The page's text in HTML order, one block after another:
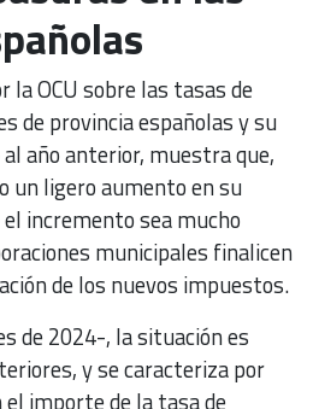
la OCU sobre las tasas de
de provincia españolas y su
año anterior, muestra que,
un ligero aumento en su
incremento sea mucho
municipales finalicen
de los nuevos impuestos.
de 2024-, la situación es
y se caracteriza por
importe de la tasa de